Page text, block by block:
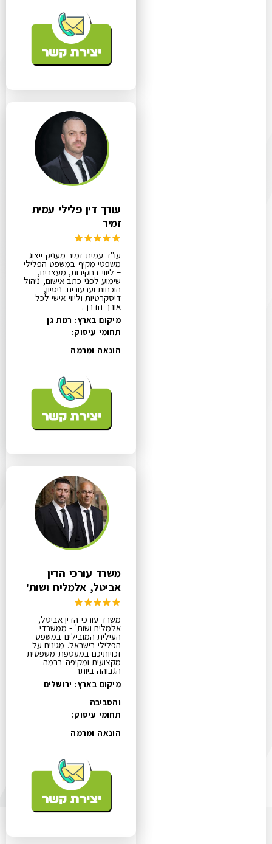
עורך דין פלילי עמית
זמיר
עו"ד עמית זמיר מעניק ייצוג
משפטי מקיף במשפט הפלילי
– ליווי בחקירות, מעצרים,
שימוע לפני כתב אישום, ניהול
הוכחות וערעורים. ניסיון,
דיסקרטיות וליווי אישי לכל
אורך הדרך.
מיקום בארץ: רמת גן
תחומי עיסוק:
הונאה ומרמה
משרד עורכי הדין
אביטל, אלמליח ושות'
משרד עורכי הדין אביטל,
אלמליח ושות' - ממשרדי
העילית המובילים במשפט
הפלילי בישראל. מגינים על
זכויותיכם במעטפת משפטית
מקצועית ומקיפה ברמה
הגבוהה ביותר
מיקום בארץ: ירושלים
והסביבה
תחומי עיסוק:
הונאה ומרמה